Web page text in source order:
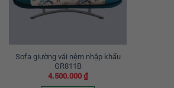
Sofa giường vải nệm nhập khẩu
GR811B
4.500.000 ₫